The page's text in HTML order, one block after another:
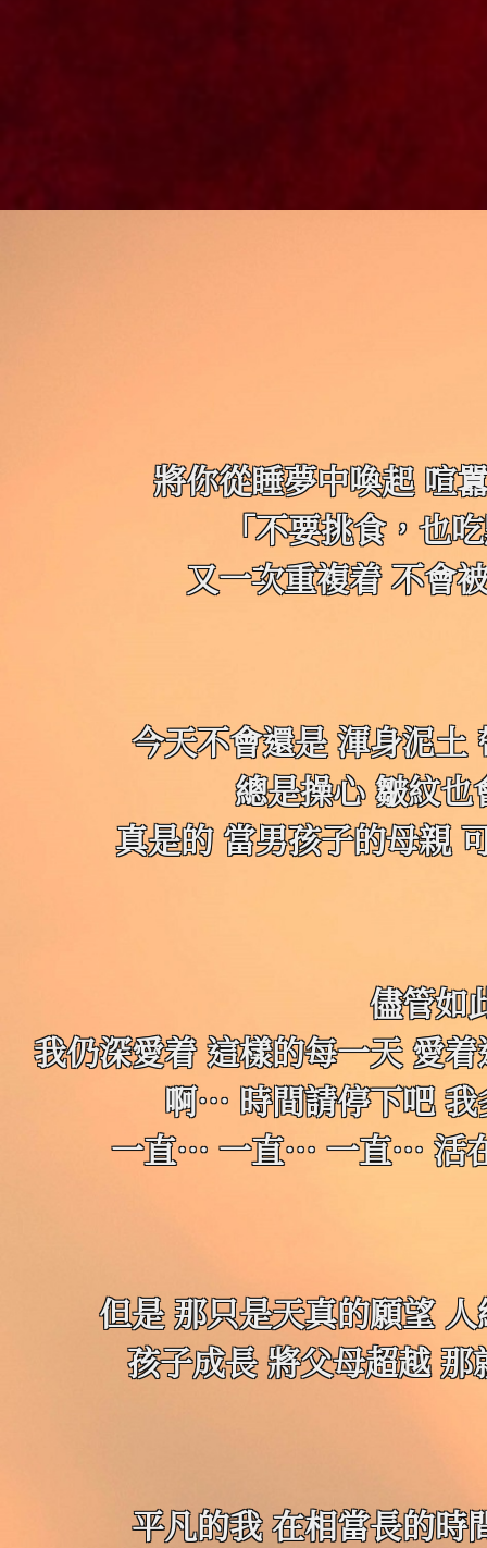
將你從睡夢中喚起 喧
「不要挑食，也
又一次重複着 不會
今天不會還是 渾身泥土
總是操心 皺紋也
真是的 當男孩子的母親
儘管如
我仍深愛着 這樣的每一天 愛
啊… 時間請停下吧 我
一直… 一直… 一直… 活
但是 那只是天真的願望
孩子成長 將父母超越 那
平凡的我 在相當長的時